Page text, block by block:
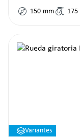
150 mm 175
Variantes